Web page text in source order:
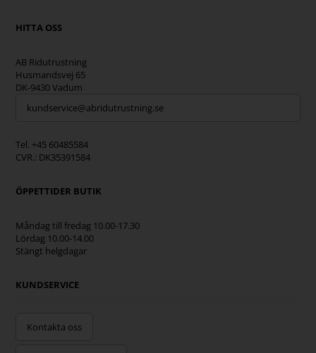
HITTA OSS
AB Ridutrustning
Husmandsvej 65
DK-9430 Vadum
kundservice@abridutrustning.se
Tel. +45 60485584
CVR.: DK35391584
ÖPPETTIDER BUTIK
Måndag till fredag 10.00-17.30
Lördag 10.00-14.00
Stängt helgdagar
KUNDSERVICE
Kontakta oss